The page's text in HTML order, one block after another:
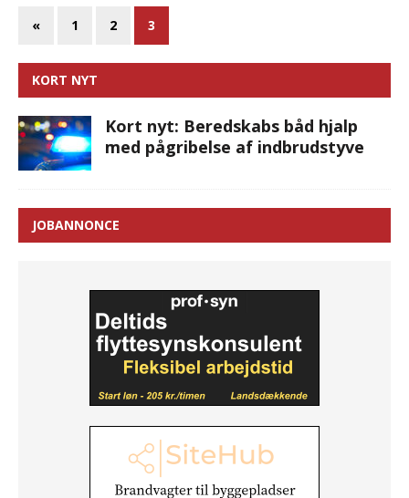
« 1 2 3
KORT NYT
Kort nyt: Beredskabs båd hjalp
med pågribelse af indbrudstyve
JOBANNONCE